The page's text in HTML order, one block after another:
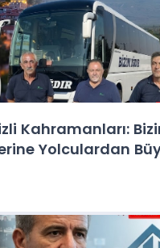
Kahramanları:
Yolculardan